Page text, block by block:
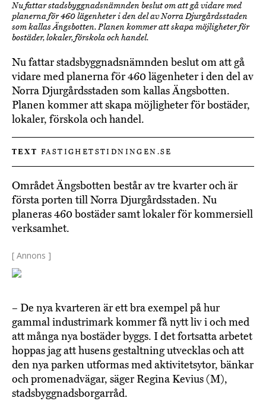
Nu fattar stadsbyggnadsnämnden beslut om att gå vidare med
planerna för 460 lägenheter i den del av Norra Djurgårdsstaden
som kallas Ängsbotten. Planen kommer att skapa möjligheter för
bostäder, lokaler, förskola och handel.
Nu fattar stadsbyggnadsnämnden beslut om att gå
vidare med planerna för 460 lägenheter i den del av
Norra Djurgårdsstaden som kallas Ängsbotten.
Planen kommer att skapa möjligheter för bostäder,
lokaler, förskola och handel.
TEXT FASTIGHETSTIDNINGEN.SE
Området Ängsbotten består av tre kvarter och är
första porten till Norra Djurgårdsstaden. Nu
planeras 460 bostäder samt lokaler för kommersiell
verksamhet.
[ Annons ]
– De nya kvarteren är ett bra exempel på hur
gammal industrimark kommer få nytt liv i och med
att många nya bostäder byggs. I det fortsatta arbetet
hoppas jag att husens gestaltning utvecklas och att
den nya parken utformas med aktivitetsytor, bänkar
och promenadvägar, säger Regina Kevius (M),
stadsbyggnadsborgarråd.